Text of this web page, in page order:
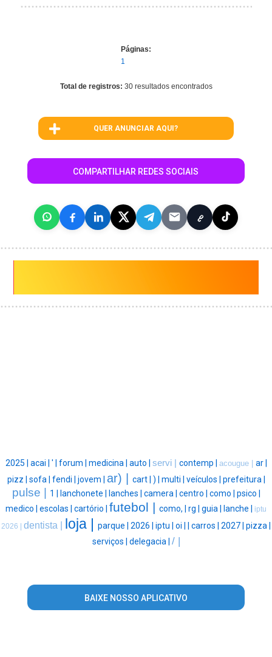
Páginas:
1
Total de registros: 30 resultados encontrados
QUER ANUNCIAR AQUI?
COMPARTILHAR REDES SOCIAIS
2025 | acai | ' | forum | medicina | auto | servi | contemp | acougue | ar |
pizz | sofa | fendi | jovem | ar) | cart | ) | multi | veículos | prefeitura |
pulse | 1 | lanchonete | lanches | camera | centro | como | psico |
medico | escolas | cartório | futebol | como, | rg | guia | lanche |
iptu
2026 | dentista | loja | parque | 2026 | iptu | oi | carros | 2027 | pizza |
serviços | delegacia | / |
BAIXE NOSSO APLICATIVO